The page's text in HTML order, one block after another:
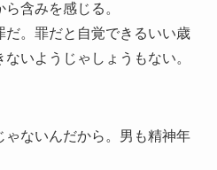
含みを感じる。
だ。罪だと自覚できるいい歳
いようじゃしょうもない。
ゃないんだから。男も精神年